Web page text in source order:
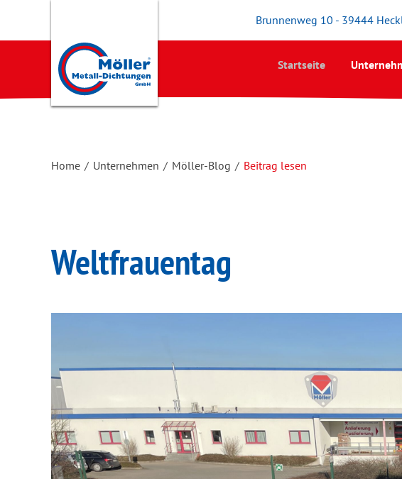
Brunnenweg 10 - 39444
Startseite
Home / Unternehmen / Möller-Blog / Beitrag lesen
Weltfrauentag